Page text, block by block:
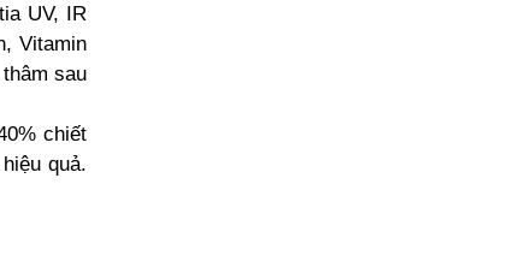
UV, IR
Vitamin
sau
chiết
quả.